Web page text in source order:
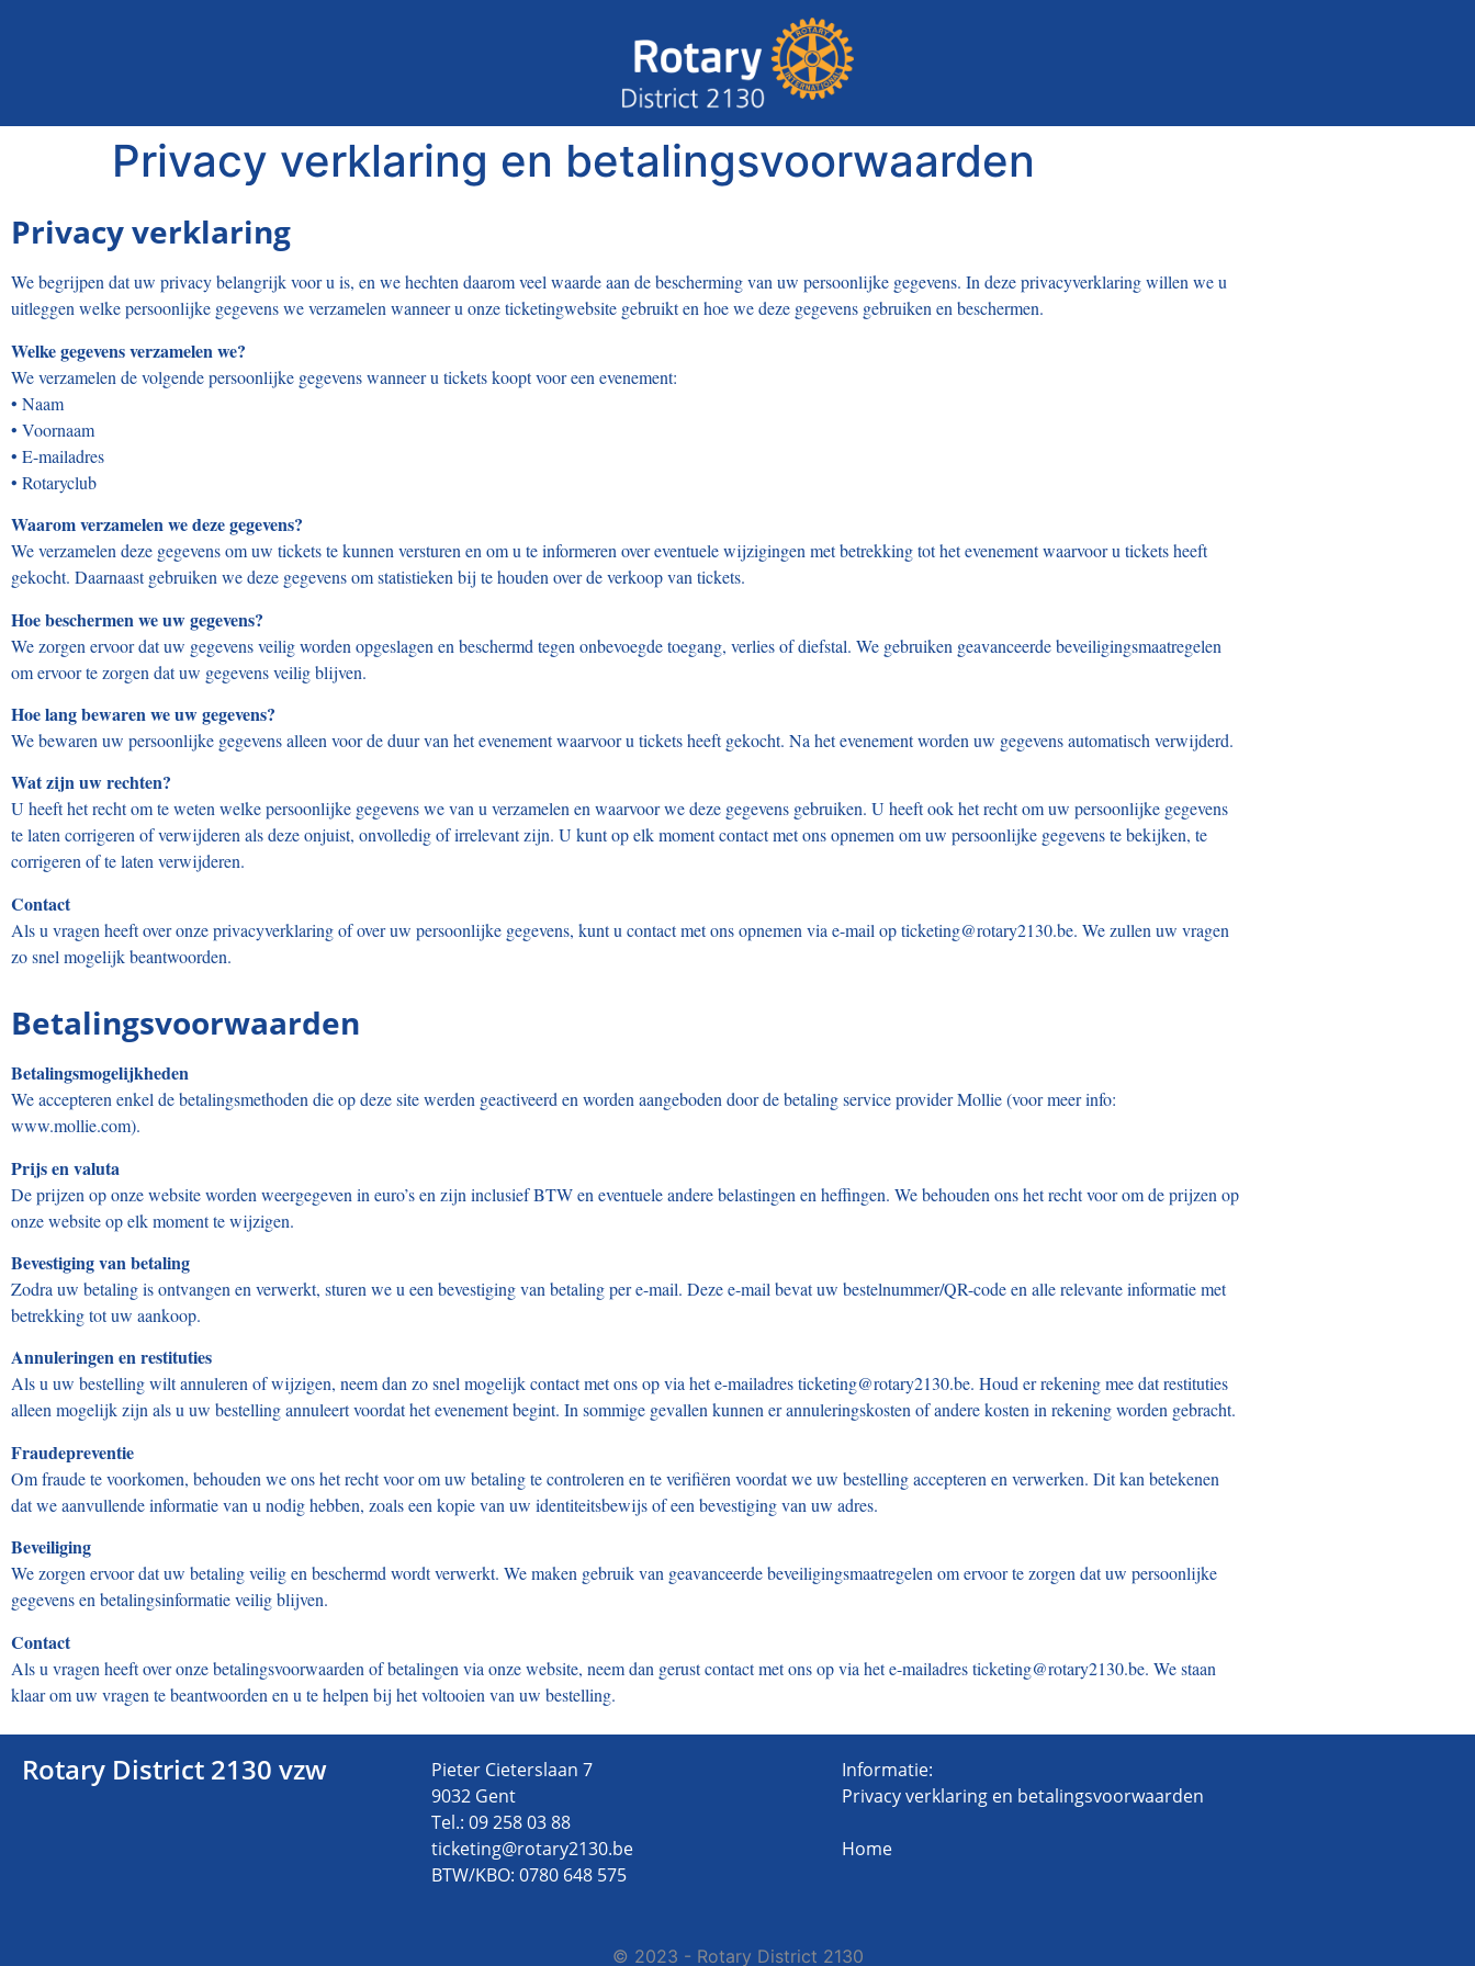
Privacy verklaring en betalingsvoorwaarden
Privacy verklaring
We begrijpen dat uw privacy belangrijk voor u is, en we hechten daarom veel waarde aan de bescherming van uw persoonlijke gegevens. In deze privacyverklaring willen we u
uitleggen welke persoonlijke gegevens we verzamelen wanneer u onze ticketingwebsite gebruikt en hoe we deze gegevens gebruiken en beschermen.
Welke gegevens verzamelen we?
We verzamelen de volgende persoonlijke gegevens wanneer u tickets koopt voor een evenement:
• Naam
• Voornaam
• E-mailadres
• Rotaryclub
Waarom verzamelen we deze gegevens?
We verzamelen deze gegevens om uw tickets te kunnen versturen en om u te informeren over eventuele wijzigingen met betrekking tot het evenement waarvoor u tickets heeft
gekocht. Daarnaast gebruiken we deze gegevens om statistieken bij te houden over de verkoop van tickets.
Hoe beschermen we uw gegevens?
We zorgen ervoor dat uw gegevens veilig worden opgeslagen en beschermd tegen onbevoegde toegang, verlies of diefstal. We gebruiken geavanceerde beveiligingsmaatregelen
om ervoor te zorgen dat uw gegevens veilig blijven.
Hoe lang bewaren we uw gegevens?
We bewaren uw persoonlijke gegevens alleen voor de duur van het evenement waarvoor u tickets heeft gekocht. Na het evenement worden uw gegevens automatisch verwijderd.
Wat zijn uw rechten?
U heeft het recht om te weten welke persoonlijke gegevens we van u verzamelen en waarvoor we deze gegevens gebruiken. U heeft ook het recht om uw persoonlijke gegevens
te laten corrigeren of verwijderen als deze onjuist, onvolledig of irrelevant zijn. U kunt op elk moment contact met ons opnemen om uw persoonlijke gegevens te bekijken, te
corrigeren of te laten verwijderen.
Contact
Als u vragen heeft over onze privacyverklaring of over uw persoonlijke gegevens, kunt u contact met ons opnemen via e-mail op ticketing@rotary2130.be. We zullen uw vragen
zo snel mogelijk beantwoorden.
Betalingsvoorwaarden
Betalingsmogelijkheden
We accepteren enkel de betalingsmethoden die op deze site werden geactiveerd en worden aangeboden door de betaling service provider Mollie (voor meer info:
www.mollie.com).
Prijs en valuta
De prijzen op onze website worden weergegeven in euro’s en zijn inclusief BTW en eventuele andere belastingen en heffingen. We behouden ons het recht voor om de prijzen op
onze website op elk moment te wijzigen.
Bevestiging van betaling
Zodra uw betaling is ontvangen en verwerkt, sturen we u een bevestiging van betaling per e-mail. Deze e-mail bevat uw bestelnummer/QR-code en alle relevante informatie met
betrekking tot uw aankoop.
Annuleringen en restituties
Als u uw bestelling wilt annuleren of wijzigen, neem dan zo snel mogelijk contact met ons op via het e-mailadres ticketing@rotary2130.be. Houd er rekening mee dat restituties
alleen mogelijk zijn als u uw bestelling annuleert voordat het evenement begint. In sommige gevallen kunnen er annuleringskosten of andere kosten in rekening worden gebracht.
Fraudepreventie
Om fraude te voorkomen, behouden we ons het recht voor om uw betaling te controleren en te verifiëren voordat we uw bestelling accepteren en verwerken. Dit kan betekenen
dat we aanvullende informatie van u nodig hebben, zoals een kopie van uw identiteitsbewijs of een bevestiging van uw adres.
Beveiliging
We zorgen ervoor dat uw betaling veilig en beschermd wordt verwerkt. We maken gebruik van geavanceerde beveiligingsmaatregelen om ervoor te zorgen dat uw persoonlijke
gegevens en betalingsinformatie veilig blijven.
Contact
Als u vragen heeft over onze betalingsvoorwaarden of betalingen via onze website, neem dan gerust contact met ons op via het e-mailadres ticketing@rotary2130.be. We staan
klaar om uw vragen te beantwoorden en u te helpen bij het voltooien van uw bestelling.
Rotary District 2130 vzw
Pieter Cieterslaan 7
9032 Gent
Tel.: 09 258 03 88
ticketing@rotary2130.be
BTW/KBO: 0780 648 575
Informatie:
Privacy verklaring en betalingsvoorwaarden
Home
© 2023 - Rotary District 2130